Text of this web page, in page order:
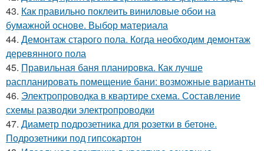
43. Как правильно поклеить виниловые обои на
бумажной основе. Выбор материала
44. Демонтаж старого пола. Когда необходим демонтаж
деревянного пола
45. Правильная баня планировка. Как лучше
распланировать помещение бани: возможные варианты
46. Электропроводка в квартире схема. Составление
схемы разводки электропроводки
47. Диаметр подрозетника для розетки в бетоне.
Подрозетники под гипсокартон